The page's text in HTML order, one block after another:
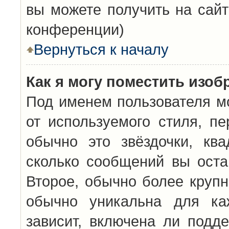
вы можете получить на
конференции)
Вернуться к началу
Как я могу поместить
Под именем пользователя
от используемого стиля,
обычно это звёздочки,
сколько сообщений вы
Второе, обычно более
обычно уникальна для
зависит, включена ли